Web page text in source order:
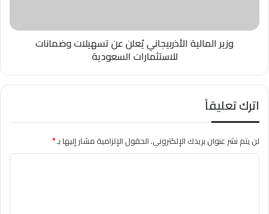
وزير المالية الأذربيجاني يُعلن عن تسهيلات وضمانات
للاستثمارات السعودية
اترك تعليقاً
لن يتم نشر عنوان بريدك الإلكتروني.الحقول الإلزامية مشار إليها بـ*